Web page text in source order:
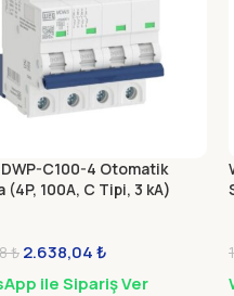
C100-4 Otomatik
100A, C Tipi, 3 kA)
₺ 2.638,04₺
ile Sipariş Ver